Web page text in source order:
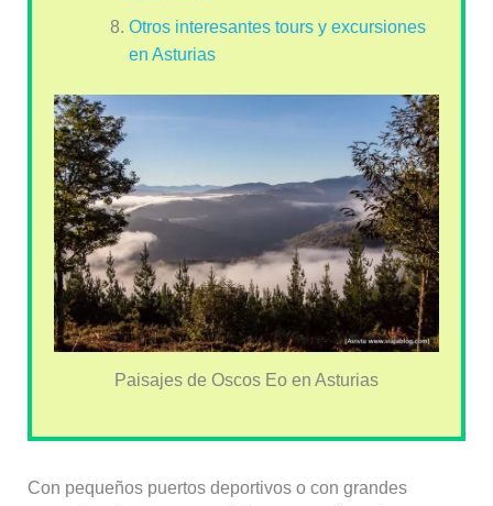
Otros interesantes tours y excursiones
en Asturias
Paisajes de Oscos Eo en Asturias
Con pequeños puertos deportivos o con grandes